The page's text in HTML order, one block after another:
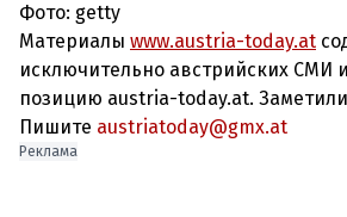
Фото: getty
Материалы www.austria-today.at
исключительно австрийских СМИ
позицию austria-today.at.
Пишите austriatoday@gmx.at
Реклама